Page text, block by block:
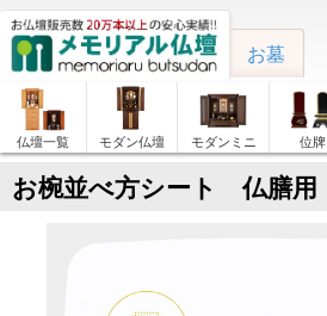
お墓
仏壇一覧 モダン仏壇 モダンミニ 位牌
お椀並べ方シート 仏膳用